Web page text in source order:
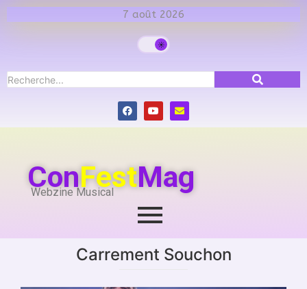
7 août 2026
ConFestMag
Webzine Musical
Carrement Souchon